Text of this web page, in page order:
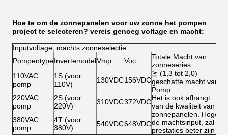
Hoe te om de zonnepanelen voor uw zonne het pompen
project te selecteren? vereis genoeg voltage en macht:
Inputvoltage, machts zonneselectie
PompentypeInvertemodelVmp Voc
Totale Macht van
zonneseries
110VAC
pomp
1S (voor
110V)
130VDC156VDC
≧ (1,3 tot 2,0)
geschatte macht van
Pomp
Het is ook afhangt
van de kwaliteit van
zonnepanelen. Hoger
de machtsinput, zal
prestaties beter zijn
220VAC
pomp
2S (voor
220V)
310VDC372VDC
380VAC
pomp
4T (voor
380V)
540VDC648VDC